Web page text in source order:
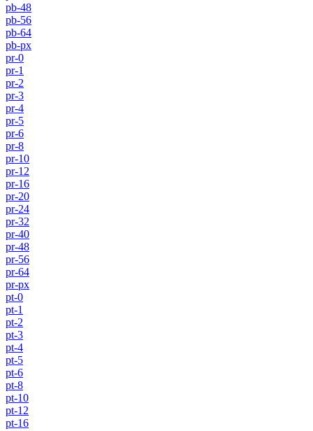
pb-48
pb-56
pb-64
pb-px
pr-0
pr-1
pr-2
pr-3
pr-4
pr-5
pr-6
pr-8
pr-10
pr-12
pr-16
pr-20
pr-24
pr-32
pr-40
pr-48
pr-56
pr-64
pr-px
pt-0
pt-1
pt-2
pt-3
pt-4
pt-5
pt-6
pt-8
pt-10
pt-12
pt-16